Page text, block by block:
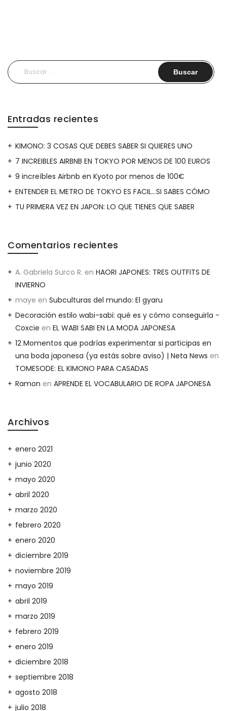
Buscar:
Entradas recientes
KIMONO: 3 COSAS QUE DEBES SABER SI QUIERES UNO
7 INCREIBLES AIRBNB EN TOKYO POR MENOS DE 100 EUROS
9 increíbles Airbnb en Kyoto por menos de 100€
ENTENDER EL METRO DE TOKYO ES FACIL…SI SABES CÓMO
TU PRIMERA VEZ EN JAPON: LO QUE TIENES QUE SABER
Comentarios recientes
A. Gabriela Surco R. en HAORI JAPONES: TRES OUTFITS DE
INVIERNO
maye en Subculturas del mundo: El gyaru
Decoración estilo wabi-sabi: qué es y cómo conseguirla -
Coxcie en EL WABI SABI EN LA MODA JAPONESA
12 Momentos que podrías experimentar si participas en
una boda japonesa (ya estás sobre aviso) | Neta News en
TOMESODE: EL KIMONO PARA CASADAS
Ramon en APRENDE EL VOCABULARIO DE ROPA JAPONESA
Archivos
enero 2021
junio 2020
mayo 2020
abril 2020
marzo 2020
febrero 2020
enero 2020
diciembre 2019
noviembre 2019
mayo 2019
abril 2019
marzo 2019
febrero 2019
enero 2019
diciembre 2018
septiembre 2018
agosto 2018
julio 2018